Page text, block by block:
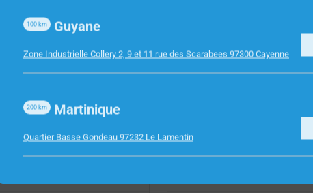
ACER MINI VERITON
I5-1134G7 8GO
W11 PRO
CHARGEUR TNB SECTEUR
TYPE C 45W CHPD45W
Guyane
100 km
Zone Industrielle Collery 2, 9 et 11 rue des Scarabees 97300 Cayenne
Martinique
200 km
Quartier Basse Gondeau 97232 Le Lamentin